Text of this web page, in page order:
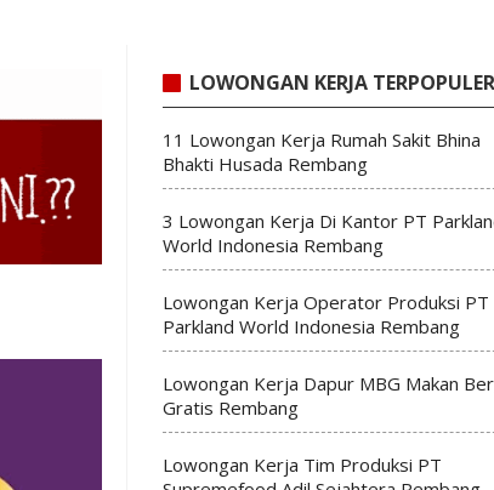
LOWONGAN KERJA TERPOPULER
11 Lowongan Kerja Rumah Sakit Bhina
Bhakti Husada Rembang
3 Lowongan Kerja Di Kantor PT
World Indonesia Rembang
Lowongan Kerja Operator Produksi PT
Parkland World Indonesia Rembang
Lowongan Kerja Dapur MBG Makan
Gratis Rembang
Lowongan Kerja Tim Produksi PT